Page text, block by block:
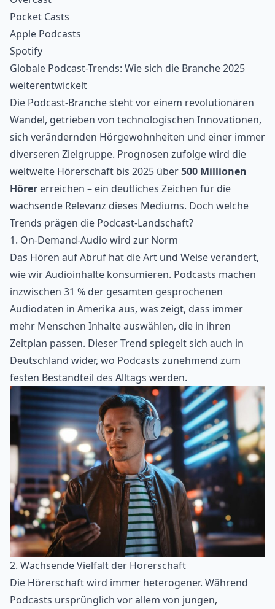
Pocket Casts
Apple Podcasts
Spotify
Globale Podcast-Trends: Wie sich die Branche 2025
weiterentwickelt
Die Podcast-Branche steht vor einem revolutionären
Wandel, getrieben von technologischen Innovationen,
sich verändernden Hörgewohnheiten und einer immer
diverseren Zielgruppe. Prognosen zufolge wird die
weltweite Hörerschaft bis 2025 über500 Millionen
Hörer erreichen – ein deutliches Zeichen für die
wachsende Relevanz dieses Mediums. Doch welche
Trends prägen die Podcast-Landschaft?
1. On-Demand-Audio wird zur Norm
Das Hören auf Abruf hat die Art und Weise verändert,
wie wir Audioinhalte konsumieren. Podcasts machen
inzwischen 31 % der gesamten gesprochenen
Audiodaten in Amerika aus, was zeigt, dass immer
mehr Menschen Inhalte auswählen, die in ihren
Zeitplan passen. Dieser Trend spiegelt sich auch in
Deutschland wider, wo Podcasts zunehmend zum
festen Bestandteil des Alltags werden.
2. Wachsende Vielfalt der Hörerschaft
Die Hörerschaft wird immer heterogener. Während
Podcasts ursprünglich vor allem von jungen,